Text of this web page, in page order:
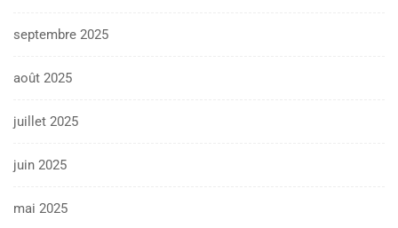
septembre 2025
août 2025
juillet 2025
juin 2025
mai 2025